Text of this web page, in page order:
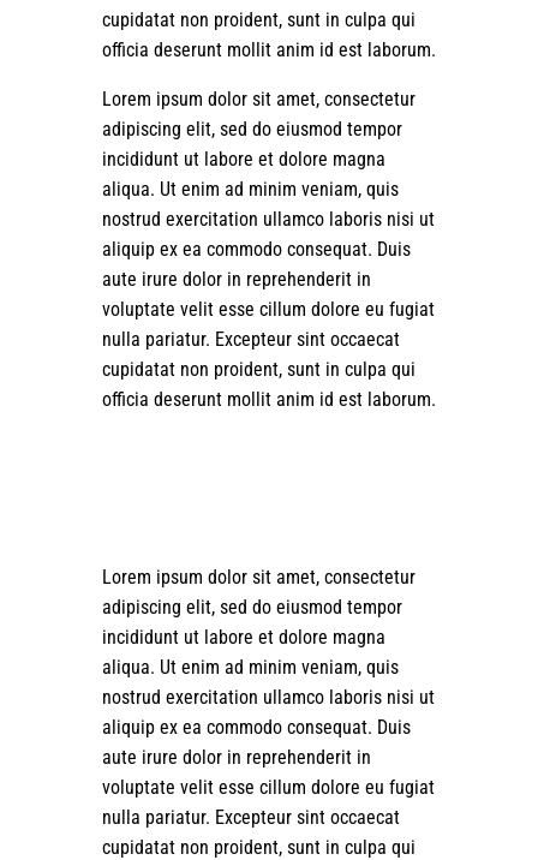
cupidatat non proident, sunt in culpa qui
officia deserunt mollit anim id est laborum.
Lorem ipsum dolor sit amet, consectetur
adipiscing elit, sed do eiusmod tempor
incididunt ut labore et dolore magna
aliqua. Ut enim ad minim veniam, quis
nostrud exercitation ullamco laboris nisi ut
aliquip ex ea commodo consequat. Duis
aute irure dolor in reprehenderit in
voluptate velit esse cillum dolore eu fugiat
nulla pariatur. Excepteur sint occaecat
cupidatat non proident, sunt in culpa qui
officia deserunt mollit anim id est laborum.
Lorem ipsum dolor sit amet, consectetur
adipiscing elit, sed do eiusmod tempor
incididunt ut labore et dolore magna
aliqua. Ut enim ad minim veniam, quis
nostrud exercitation ullamco laboris nisi ut
aliquip ex ea commodo consequat. Duis
aute irure dolor in reprehenderit in
voluptate velit esse cillum dolore eu fugiat
nulla pariatur. Excepteur sint occaecat
cupidatat non proident, sunt in culpa qui